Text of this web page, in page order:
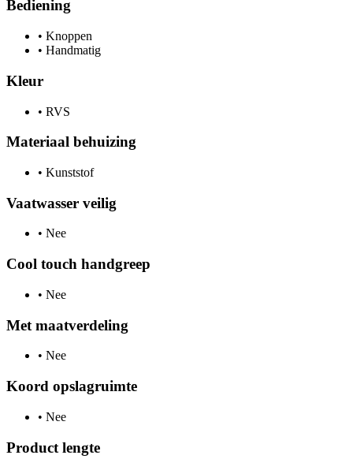
Bediening
• Knoppen
• Handmatig
Kleur
• RVS
Materiaal behuizing
• Kunststof
Vaatwasser veilig
• Nee
Cool touch handgreep
• Nee
Met maatverdeling
• Nee
Koord opslagruimte
• Nee
Product lengte